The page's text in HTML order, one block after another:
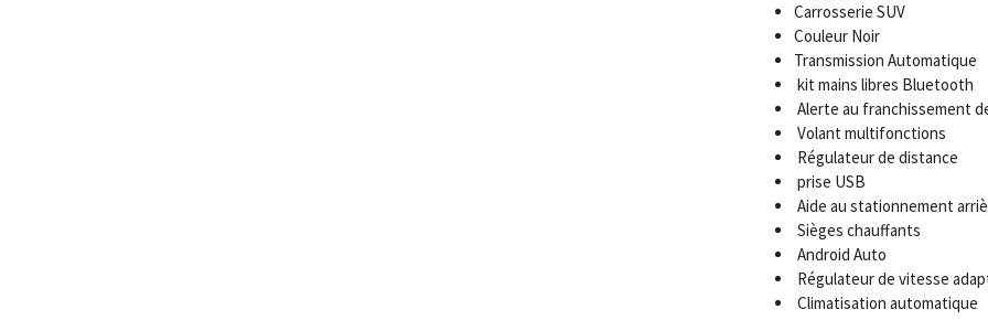
Carrosserie SUV
Couleur Noir
Transmission Automatique
kit mains libres Bluetooth
Alerte au franchissement
Volant multifonctions
Régulateur de distance
prise USB
Aide au stationnement
Sièges chauffants
Android Auto
Régulateur de vitesse
Climatisation automatique